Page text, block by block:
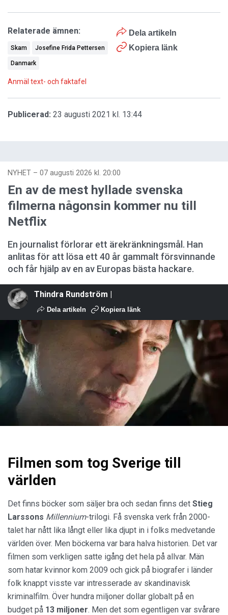
Dela artikeln
Kopiera länk
Relaterade ämnen:
Skam Josefine Frida Pettersen
Danmark
Anmäl text- och faktafel
Publicerad: 23 augusti 2021 kl. 13:44
NYHET – 07 augusti 2026 kl. 20:00
En av de mest hyllade svenska
filmerna någonsin kommer nu till
Netflix
En journalist förlorar ett ärekränkningsmål. Han
anlitas för att lösa ett 40 år gammalt försvinnande
och får hjälp av en av Europas bästa hackare.
Thindra Rundström |
Dela artikeln Kopiera länk
Filmen som tog Sverige till
världen
Det finns böcker som säljer bra och sedan finns det Stieg
Larssons Millennium-trilogi. Få svenska verk från 2000-
talet har nått lika långt eller lika djupt in i folks medvetande
världen över. Men böckerna var bara halva historien. Det var
filmen som verkligen satte igång det hela på allvar. Män
som hatar kvinnor kom 2009 och gick på biografer i länder
folk knappt visste var intresserade av skandinavisk
kriminalfilm. Över hundra miljoner dollar globalt på en
budget på 13 miljoner. Men det som egentligen var svårare